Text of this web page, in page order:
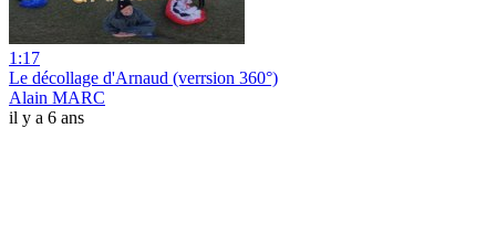
1:17
Le décollage d'Arnaud (verrsion 360°)
Alain MARC
il y a 6 ans